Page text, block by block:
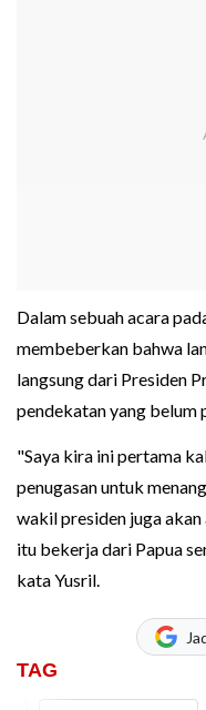
Dalam sebuah acara
membeberkan bahwa
langsung dari Presiden
pendekatan yang belum
"Saya kira ini pertama
penugasan untuk
wakil presiden juga
itu bekerja dari Papua
kata Yusril.
TAG